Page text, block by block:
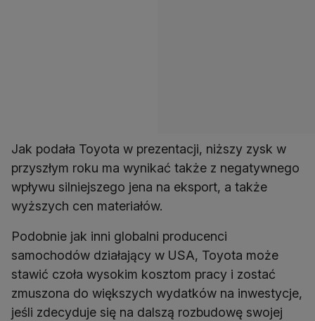
Jak podała Toyota w prezentacji, niższy zysk w
przyszłym roku ma wynikać także z negatywnego
wpływu silniejszego jena na eksport, a także
wyższych cen materiałów.
Podobnie jak inni globalni producenci
samochodów działający w USA, Toyota może
stawić czoła wysokim kosztom pracy i zostać
zmuszona do większych wydatków na inwestycje,
jeśli zdecyduje się na dalszą rozbudowę swojej